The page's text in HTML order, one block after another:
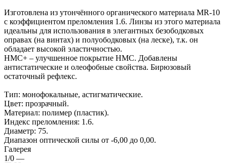
Изготовлена из утончённого органического материала MR-10
с коэффициентом преломления 1.6. Линзы из этого материала
идеальны для использования в элегантных безободковых
оправах (на винтах) и полуободковых (на леске), т.к. он
обладает высокой эластичностью.
HMC+ – улучшенное покрытие HMC. Добавлены
антистатические и олеофобные свойства. Бирюзовый
остаточный рефлекс.
Тип: монофокальные, астигматические.
Цвет: прозрачный.
Материал: полимер (пластик).
Индекс преломления: 1.6.
Диаметр: 75.
Диапазон оптической силы от -6,00 до 0,00.
Галерея
1/0 —